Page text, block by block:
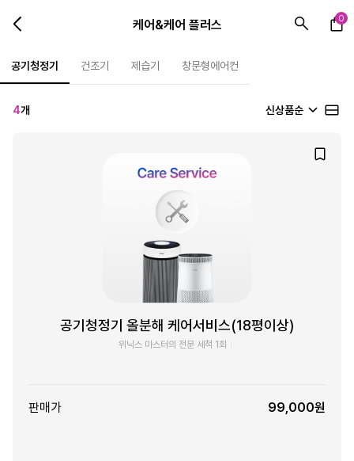
케어&케어 플러스 0
공기청정기 건조기 제습기 창문형에어컨
4개 신상품순
공기청정기 올분해 케어서비스(18평이상)
위닉스 마스터의 전문 세척 1회
판매가 99,000원